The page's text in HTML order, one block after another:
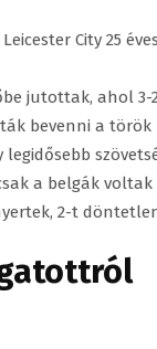
City 25
jutottak, ahol
bevenni a
a belgák voltak
2-t